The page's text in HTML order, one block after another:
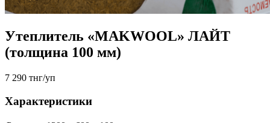
Утеплитель «MAKWOOL» ЛАЙТ
(толщина 100 мм)
7 290 тнг/уп
Характеристики